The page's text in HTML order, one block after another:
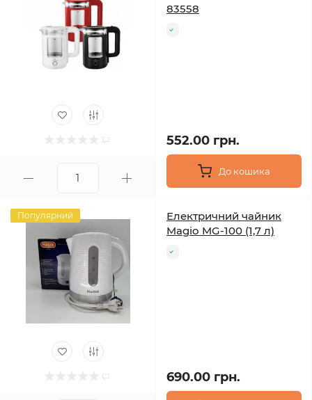
83558
552.00 грн.
До кошика
Популярний
Електричний чайник
Magio MG-100 (1,7 л)
690.00 грн.